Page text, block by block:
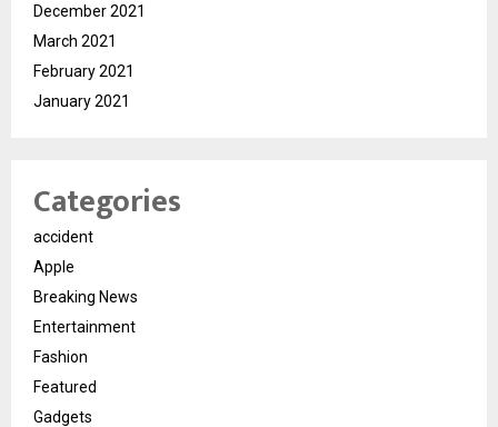
December 2021
March 2021
February 2021
January 2021
Categories
accident
Apple
Breaking News
Entertainment
Fashion
Featured
Gadgets